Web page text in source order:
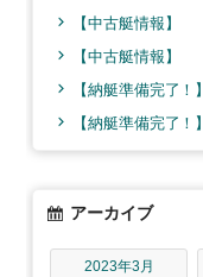
【中古艇情報】
【中古艇情報】
【納艇準備完了！】
【納艇準備完了！】
アーカイブ
2023年3月